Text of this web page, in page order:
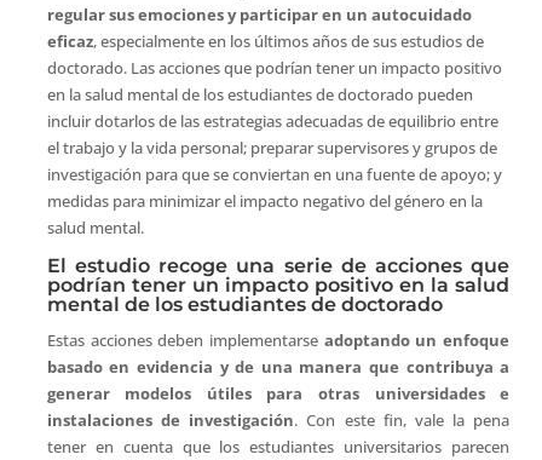
regular sus emociones y participar en un autocuidado
eficaz, especialmente en los últimos años de sus estudios de
doctorado. Las acciones que podrían tener un impacto positivo
en la salud mental de los estudiantes de doctorado pueden
incluir dotarlos de las estrategias adecuadas de equilibrio entre
el trabajo y la vida personal; preparar supervisores y grupos de
investigación para que se conviertan en una fuente de apoyo; y
medidas para minimizar el impacto negativo del género en la
salud mental.
El estudio recoge una serie de acciones que
podrían tener un impacto positivo en la salud
mental de los estudiantes de doctorado
Estas acciones deben implementarse adoptando un enfoque
basado en evidencia y de una manera que contribuya a
generar modelos útiles para otras universidades e
instalaciones de investigación. Con este fin, vale la pena
tener en cuenta que los estudiantes universitarios parecen